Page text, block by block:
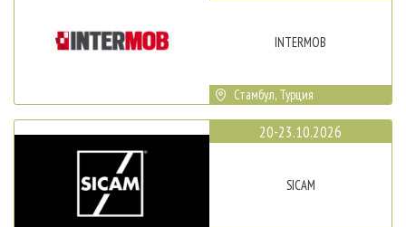
INTERMOB
Стамбул, Турция
20-23.10.2026
SICAM